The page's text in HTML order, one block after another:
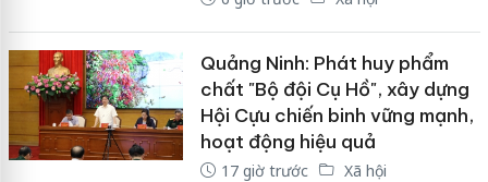
Quảng Ninh: Phát huy phẩm
chất "Bộ đội Cụ Hồ", xây dựng
Hội Cựu chiến binh vững mạnh,
hoạt động hiệu quả
17 giờ trước Xã hội